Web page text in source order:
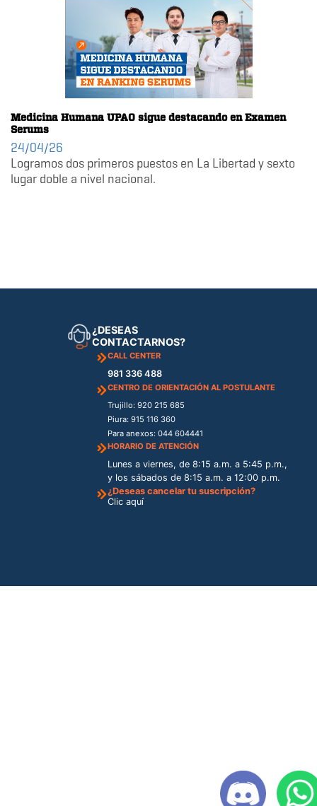
Medicina Humana UPAO sigue destacando en Examen
Serums
24/04/26
Logramos dos primeros puestos en La Libertad y sexto
lugar doble a nivel nacional.